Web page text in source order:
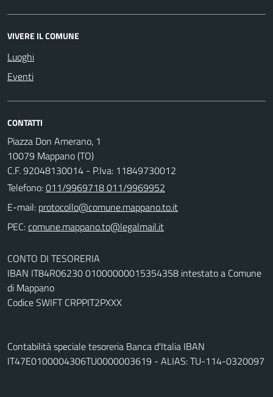
VIVERE IL COMUNE
Luoghi
Eventi
CONTATTI
Piazza Don Amerano, 1
10079 Mappano (TO)
C.F. 92048130014 - P.Iva: 11849730012
Telefono:011/9969718 011/9969952
E-mail:
PEC:
CONTO DI TESORERIA
IBAN IT84R06230 01000000015354358 intestato a Comune
di Mappano
Codice SWIFT CRPPIT2PXXX
Contabilità speciale tesoreria Banca d'Italia IBAN
IT47E0100004306TU0000003619 - ALIAS: TU-114-0320097